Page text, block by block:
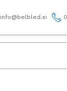
info@belbled.si